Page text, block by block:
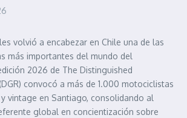
volvió a encabezar en Chile una de las
más importantes del mundo del
2026 de The Distinguished
convocó a más de 1.000 motociclistas
vintage en Santiago, consolidando al
global en concientización sobre